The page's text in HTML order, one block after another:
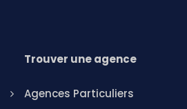
Trouver une agence
Agences Particuliers